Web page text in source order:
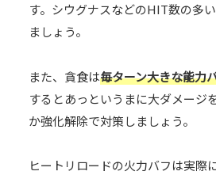
す。シウグナスなどのHIT数の多
ましょう。
また、貪食は毎ターン大きな能力
するとあっというまに大ダメージ
か強化解除で対策しましょう。
ヒートリロードの火力バフは実際